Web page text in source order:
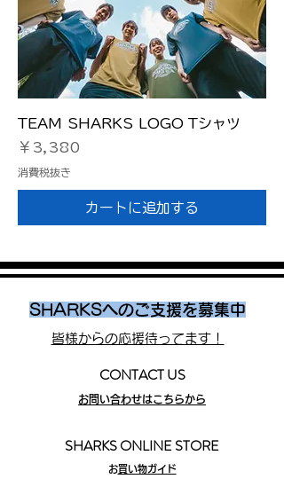
TEAM SHARKS LOGO Tシャツ
価格
￥3,380
消費税抜き
カートに追加する
SHARKSへのご支援を募集中
皆様からの応援待ってます！
CONTACT US
お問い合わせはこちらから
SHARKS ONLINE STORE
​お買い物ガイド